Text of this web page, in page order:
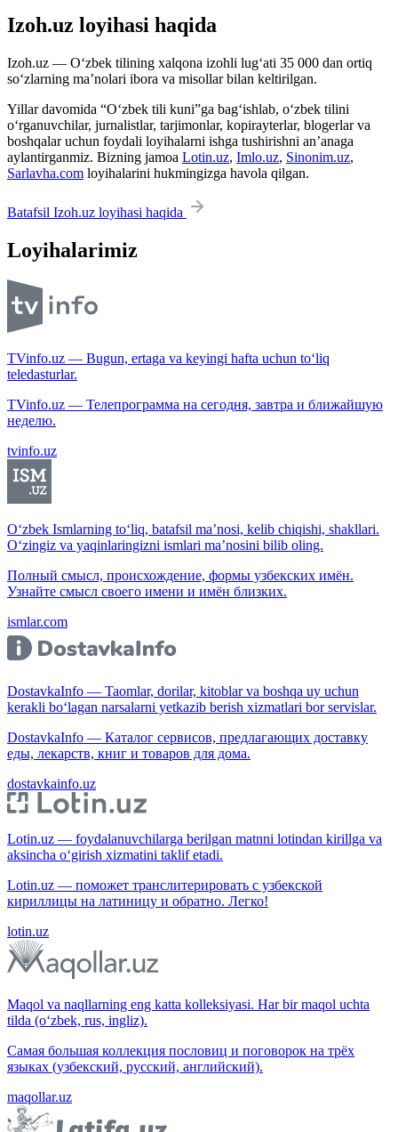
Izoh.uz loyihasi haqida
Izoh.uz — O‘zbek tilining xalqona izohli lug‘ati 35 000 dan ortiq
so‘zlarning ma’nolari ibora va misollar bilan keltirilgan.
Yillar davomida “O‘zbek tili kuni”ga bag‘ishlab, o‘zbek tilini
o‘rganuvchilar, jurnalistlar, tarjimonlar, kopirayterlar, blogerlar va
boshqalar uchun foydali loyihalarni ishga tushirishni an’anaga
aylantirganmiz. Bizning jamoa Lotin.uz, Imlo.uz, Sinonim.uz,
Sarlavha.com loyihalarini hukmingizga havola qilgan.
Batafsil Izoh.uz loyihasi haqida
Loyihalarimiz
TVinfo.uz — Bugun, ertaga va keyingi hafta uchun to‘liq
teledasturlar.
TVinfo.uz — Телепрограмма на сегодня, завтра и ближайшую
неделю.
tvinfo.uz
O‘zbek Ismlarning to‘liq, batafsil ma’nosi, kelib chiqishi, shakllari.
O‘zingiz va yaqinlaringizni ismlari ma’nosini bilib oling.
Полный смысл, происхождение, формы узбекских имён.
Узнайте смысл своего имени и имён близких.
ismlar.com
DostavkaInfo — Taomlar, dorilar, kitoblar va boshqa uy uchun
kerakli bo‘lagan narsalarni yetkazib berish xizmatlari bor servislar.
DostavkaInfo — Каталог сервисов, предлагающих доставку
еды, лекарств, книг и товаров для дома.
dostavkainfo.uz
Lotin.uz — foydalanuvchilarga berilgan matnni lotindan kirillga va
aksincha o‘girish xizmatini taklif etadi.
Lotin.uz — поможет транслитерировать с узбекской
кириллицы на латиницу и обратно. Легко!
lotin.uz
Maqol va naqllarning eng katta kolleksiyasi. Har bir maqol uchta
tilda (o‘zbek, rus, ingliz).
Самая большая коллекция пословиц и поговорок на трёх
языках (узбекский, русский, английский).
maqollar.uz